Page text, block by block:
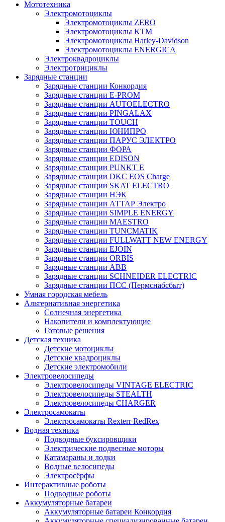
Мототехника
Электромотоциклы
Электромотоциклы ZERO
Электромотоциклы KTM
Электромотоциклы Harley-Davidson
Электромотоциклы ENERGICA
Электроквадроциклы
Электротрициклы
Зарядные станции
Зарядные станции Конкордия
Зарядные станции E-PROM
Зарядные станции AUTOELECTRO
Зарядные станции PINGALAX
Зарядные станции TOUCH
Зарядные станции ЮНИПРО
Зарядные станции ПАРУС ЭЛЕКТРО
Зарядные станции ФОРА
Зарядные станции EDISON
Зарядные станции PUNKT E
Зарядные станции DKC EOS Charge
Зарядные станции SKAT ELECTRO
Зарядные станции НЭК
Зарядные станции АТТАР Электро
Зарядные станции SIMPLE ENERGY
Зарядные станции MAESTRO
Зарядные станции TUNCMATIK
Зарядные станции FULLWATT NEW ENERGY
Зарядные станции EJOIN
Зарядные станции ORBIS
Зарядные станции ABB
Зарядные станции SCHNEIDER ELECTRIC
Зарядные станции ПСС (Пермснабсбыт)
Умная городская мебель
Альтернативная энергетика
Солнечная энергетика
Накопители и комплектующие
Готовые решения
Детская техника
Детские мотоциклы
Детские квадроциклы
Детские электромобили
Электровелосипеды
Электровелосипеды VINTAGE ELECTRIC
Электровелосипеды STEALTH
Электровелосипеды CHARGER
Электросамокаты
Электросамокаты Rexterr RedRex
Водная техника
Подводные буксировщики
Электрические подвесные моторы
Катамараны и лодки
Водные велосипеды
Электросёрфы
Интерактивные роботы
Подводные роботы
Аккумуляторные батареи
Аккумуляторные батареи Конкордия